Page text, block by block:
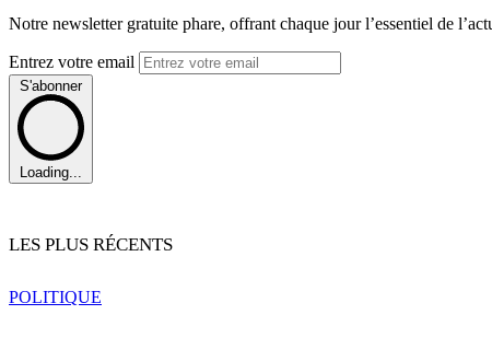
Notre newsletter gratuite phare, offrant chaque jour l’essentiel de
Entrez votre email
S'abonner
Loading...
LES PLUS RÉCENTS
POLITIQUE